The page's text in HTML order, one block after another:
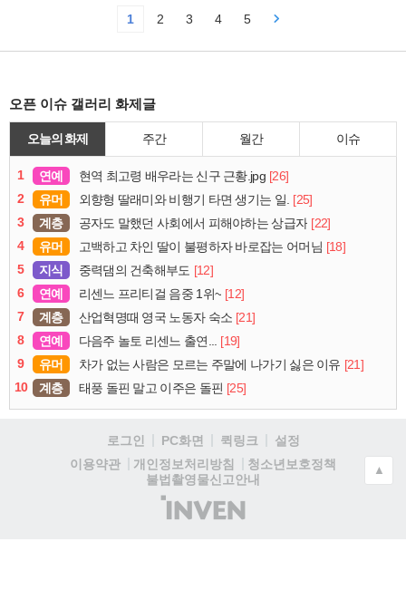
1 2 3 4 5
오픈 이슈 갤러리 화제글
오늘의 화제 주간 월간 이슈
1 연예 현역 최고령 배우라는 신구 근황.jpg [26]
2
유머 외향형 딸래미와 비행기 타면 생기는 일. [25]
3
계층 공자도 말했던 사회에서 피해야하는 상급자 [22]
4
유머 고백하고 차인 딸이 불평하자 바로잡는 어머님 [18]
5
지식 중력댐의 건축해부도 [12]
6
연예 리센느 프리티걸 음중 1위~ [12]
7
계층 산업혁명때 영국 노동자 숙소 [21]
8
연예 다음주 놀토 리센느 출연... [19]
9
유머 차가 없는 사람은 모르는 주말에 나가기 싫은 이유 [21]
10
계층 태풍 돌핀 말고 이주은 돌핀 [25]
로그인 PC화면 퀵링크
설정
이용약관
개인정보처리방침
청소년보호정책
불법촬영물신고안내
(주)
인
▲